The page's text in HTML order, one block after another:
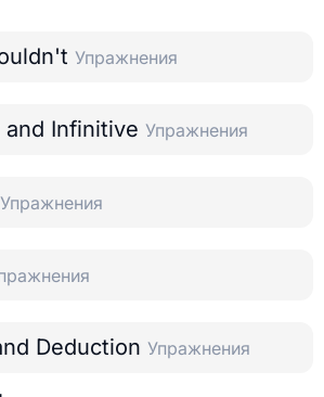
Упражнения
Infinitive Упражнения
Упражнения
Deduction Упражнения